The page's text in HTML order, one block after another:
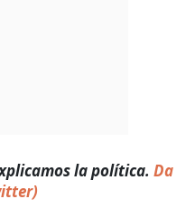
la política. Da